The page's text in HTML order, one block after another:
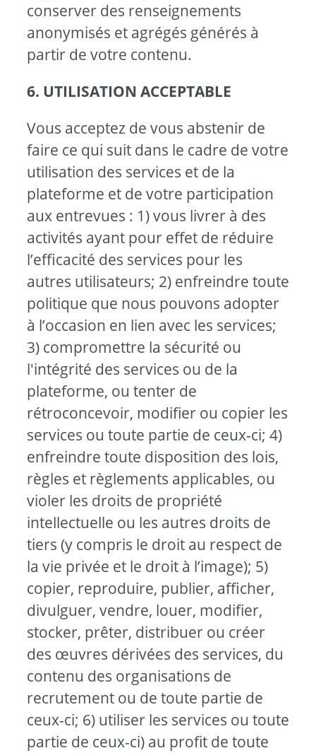
conserver des renseignements
anonymisés et agrégés générés à
partir de votre contenu.
6. UTILISATION ACCEPTABLE
Vous acceptez de vous abstenir de
faire ce qui suit dans le cadre de votre
utilisation des services et de la
plateforme et de votre participation
aux entrevues : 1) vous livrer à des
activités ayant pour effet de réduire
l’efficacité des services pour les
autres utilisateurs; 2) enfreindre toute
politique que nous pouvons adopter
à l’occasion en lien avec les services;
3) compromettre la sécurité ou
l'intégrité des services ou de la
plateforme, ou tenter de
rétroconcevoir, modifier ou copier les
services ou toute partie de ceux-ci; 4)
enfreindre toute disposition des lois,
règles et règlements applicables, ou
violer les droits de propriété
intellectuelle ou les autres droits de
tiers (y compris le droit au respect de
la vie privée et le droit à l’image); 5)
copier, reproduire, publier, afficher,
divulguer, vendre, louer, modifier,
stocker, prêter, distribuer ou créer
des œuvres dérivées des services, du
contenu des organisations de
recrutement ou de toute partie de
ceux-ci; 6) utiliser les services ou toute
partie de ceux-ci) au profit de toute